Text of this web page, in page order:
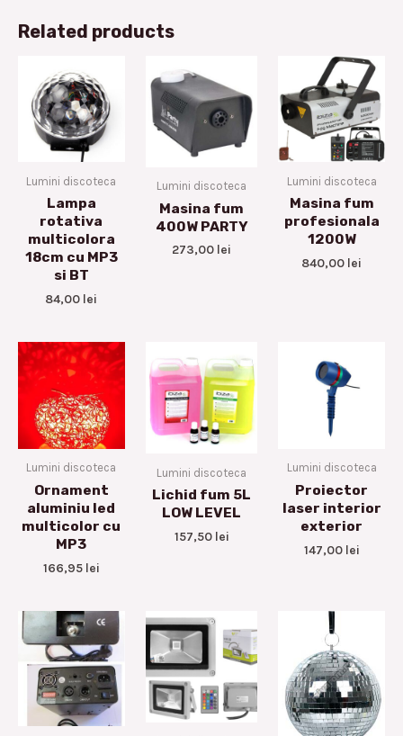
Related products
Lumini discoteca
Lampa
rotativa
multicolora
18cm cu MP3
si BT
84,00 lei
Lumini discoteca
Masina fum
400W PARTY
273,00 lei
Lumini discoteca
Masina fum
profesionala
1200W
840,00 lei
Lumini discoteca
Ornament
aluminiu led
multicolor cu
MP3
166,95 lei
Lumini discoteca
Lichid fum 5L
LOW LEVEL
157,50 lei
Lumini discoteca
Proiector
laser interior
exterior
147,00 lei